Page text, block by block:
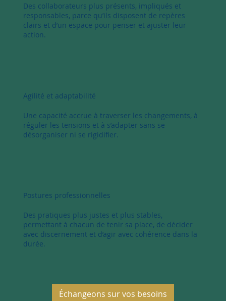
Des collaborateurs plus présents, impliqués et
responsables, parce qu’ils disposent de repères
clairs et d’un espace pour penser et ajuster leur
action.
Agilité et adaptabilité
Une capacité accrue à traverser les changements, à
réguler les tensions et à s’adapter sans se
désorganiser ni se rigidifier.
Postures professionnelles
Des pratiques plus justes et plus stables,
permettant à chacun de tenir sa place, de décider
avec discernement et d’agir avec cohérence dans la
durée.
Échangeons sur vos besoins